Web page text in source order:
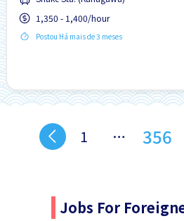
Serviço de Ônibus da Estação Próxima
Turno noturno
1,350 - 1,400/hour
Postou Há mais de 3 meses
1 … 356
Jobs For